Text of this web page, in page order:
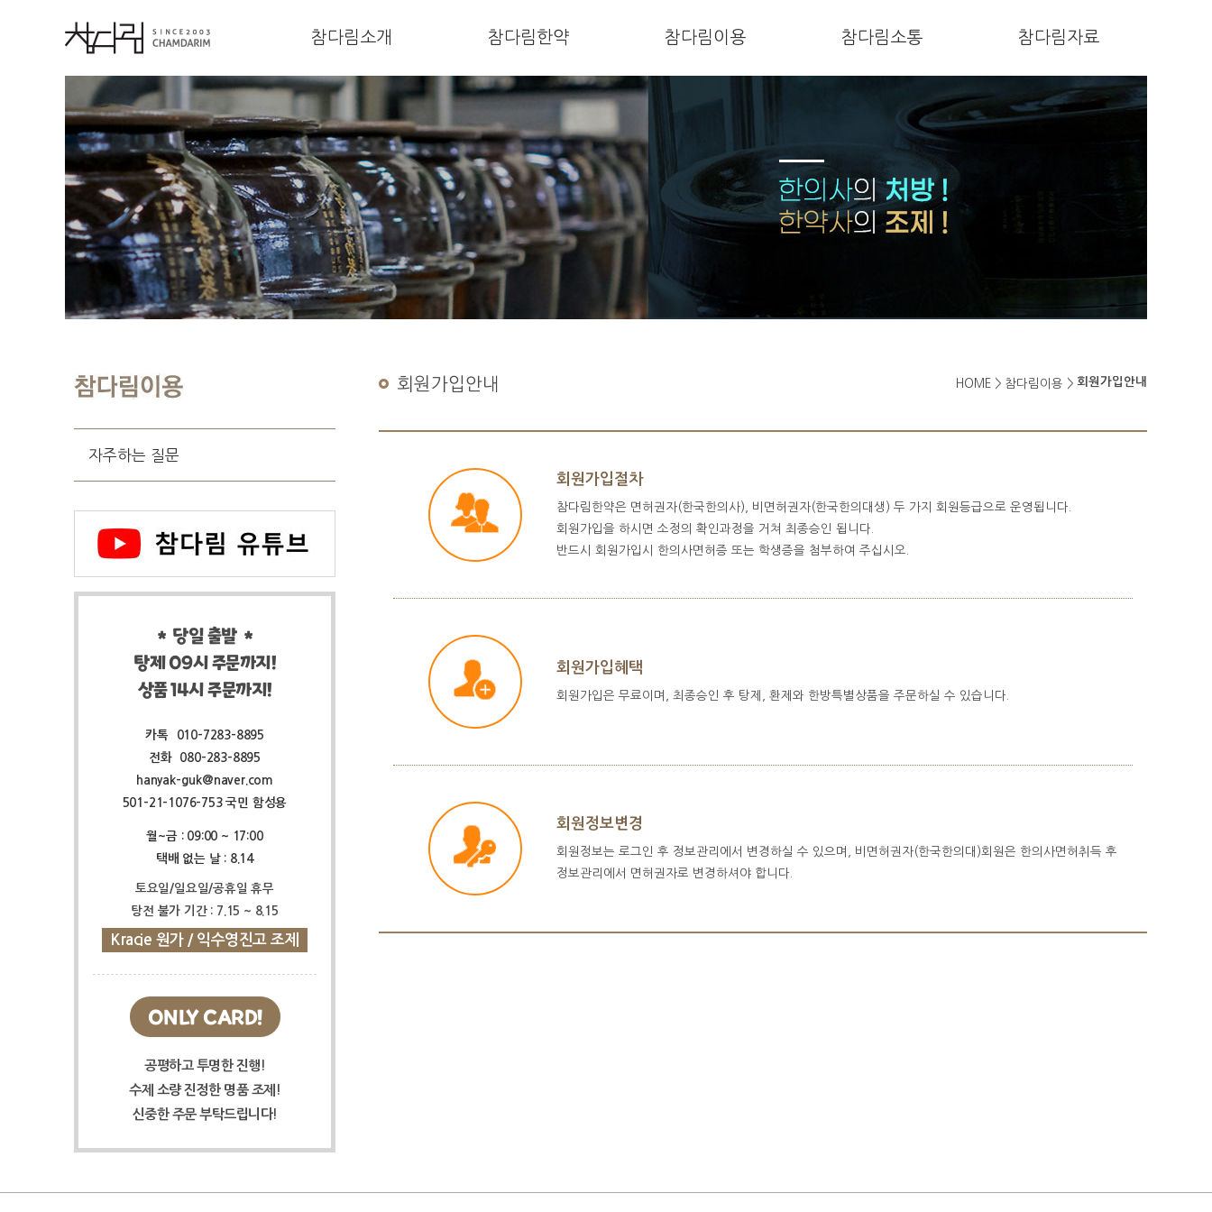
참다림소개 참다림한약 참다림이용 참다림소통 참다림자료
자주하는 질문
* 당일 출발 *
탕제 09시 주문까지!
상품 14시 주문까지!
카톡
010-7283-8895
전화
080-283-8895
hanyak-guk@naver.com
501-21-1076-753 국민 함성용
월~금 : 09:00 ~ 17:00
택배 없는 날 : 8.14
토요일/일요일/공휴일 휴무
탕전 불가 기간 : 7.15 ~ 8.15
Kracie 원가 / 익수영진고 조제
ONLY CARD!
공평하고 투명한 진행!
수제 소량 진정한 명품 조제!
신중한 주문 부탁드립니다!
회원가입안내 HOME > 참다림이용 > 회원가입안내
회원가입절차
참다림한약은 면허권자(한국한의사), 비면허권자(한국한의대생) 두 가지 회원등급으로 운영됩니다.
회원가입을 하시면 소정의 확인과정을 거쳐 최종승인 됩니다.
반드시 회원가입시 한의사면허증 또는 학생증을 첨부하여 주십시오.
회원가입혜택
회원가입은 무료이며, 최종승인 후 탕제, 환제와 한방특별상품을 주문하실 수 있습니다.
회원정보변경
회원정보는 로그인 후 정보관리에서 변경하실 수 있으며, 비면허권자(한국한의대)회원은 한의사면허취득 후
정보관리에서 면허권자로 변경하셔야 합니다.